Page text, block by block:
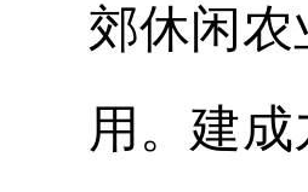
郊休闲
用。 建成